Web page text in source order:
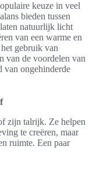
keuze in veel
bieden tussen
natuurlijk licht
van een warme en
gebruik van
van de voordelen van
van ongehinderde
zijn talrijk. Ze helpen
te creëren, maar
ruimte. Een paar